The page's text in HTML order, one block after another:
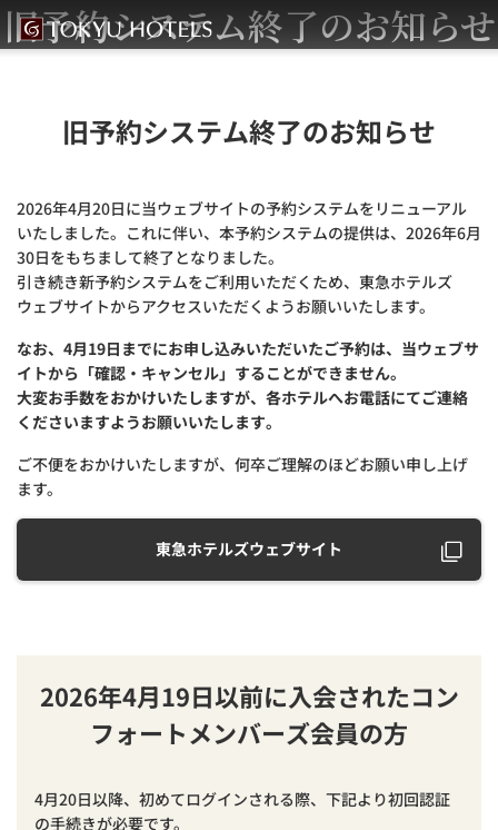
旧予約システム終了のお知らせ
旧予約システム終了のお知らせ
2026年4月20日に当ウェブサイトの予約システムをリニューアル
いたしました。これに伴い、本予約システムの提供は、2026年6月
30日をもちまして終了となりました。
引き続き新予約システムをご利用いただくため、東急ホテルズ
ウェブサイトからアクセスいただくようお願いいたします。
なお、4月19日までにお申し込みいただいたご予約は、当ウェブサ
イトから「確認・キャンセル」することができません。
大変お手数をおかけいたしますが、各ホテルへお電話にてご連絡
くださいますようお願いいたします。
ご不便をおかけいたしますが、何卒ご理解のほどお願い申し上げ
ます。
東急ホテルズウェブサイト
2026年4月19日以前に入会されたコン
フォートメンバーズ会員の方
4月20日以降、初めてログインされる際、下記より初回認証
の手続きが必要です。